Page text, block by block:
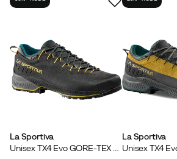
basert på 30 anmeldelser
Lite Normal
Øyvind 3 måneder siden
La Sportiva
La Sportiva